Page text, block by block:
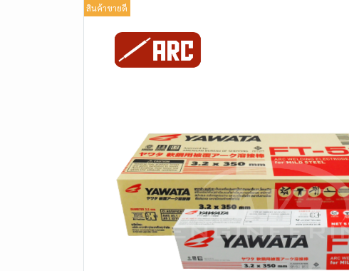
สินค้าขายดี